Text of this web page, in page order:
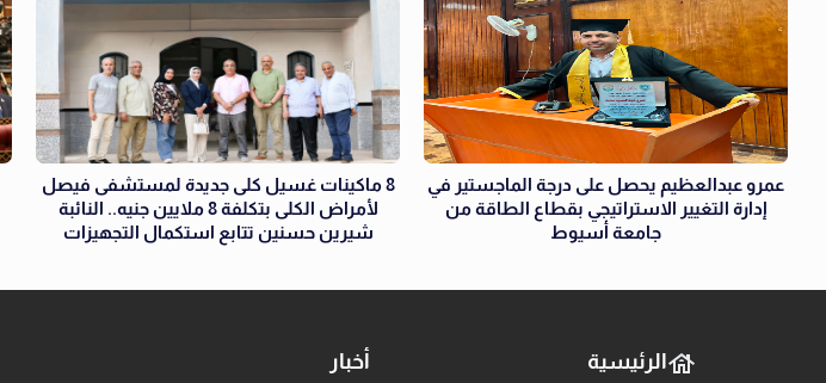
عمرو عبدالعظيم يحصل على درجة الماجستير في
إدارة التغيير الاستراتيجي بقطاع الطاقة من
جامعة أسيوط
8 ماكينات غسيل كلى جديدة لمستشفى فيصل
لأمراض الكلى بتكلفة 8 ملايين جنيه.. النائبة
شيرين حسنين تتابع استكمال التجهيزات
الرئيسية أخبار